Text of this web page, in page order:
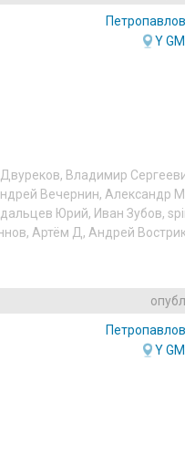
YGM
, Владимир
Вечернин, Александр
Юрий, Иван Зубов,
, Артём Д , Андрей
YGM